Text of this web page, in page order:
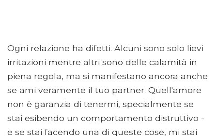
Ogni relazione ha difetti. Alcuni sono solo lievi
irritazioni mentre altri sono delle calamità in
piena regola, ma si manifestano ancora anche
se ami veramente il tuo partner. Quell'amore
non è garanzia di tenermi, specialmente se
stai esibendo un comportamento distruttivo -
e se stai facendo una di queste cose, mi stai